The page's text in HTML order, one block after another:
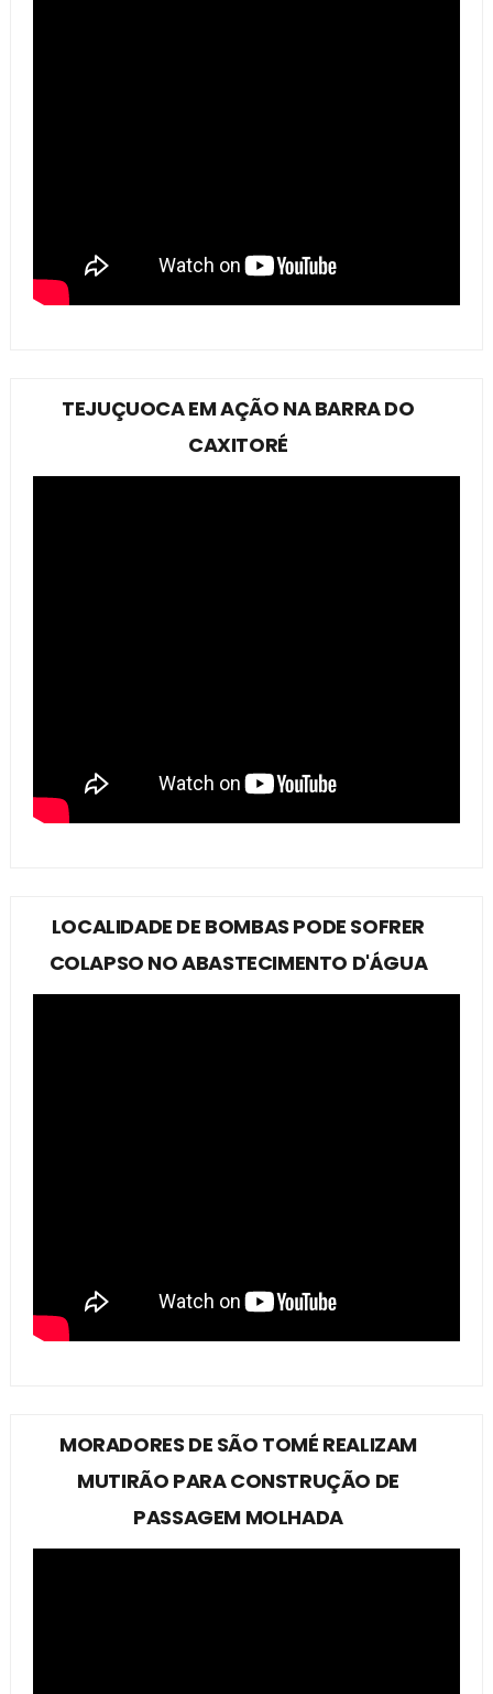
TEJUÇUOCA EM AÇÃO NA BARRA DO
CAXITORÉ
LOCALIDADE DE BOMBAS PODE SOFRER
COLAPSO NO ABASTECIMENTO D'ÁGUA
MORADORES DE SÃO TOMÉ REALIZAM
MUTIRÃO PARA CONSTRUÇÃO DE
PASSAGEM MOLHADA